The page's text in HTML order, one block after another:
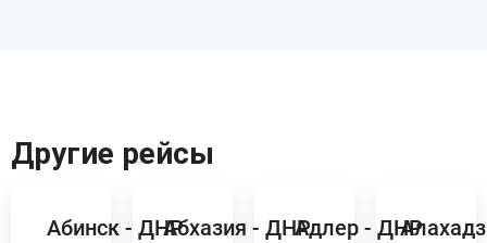
Другие рейсы
Абинск - ДНРАбхазия - ДНРАдлер - ДНР